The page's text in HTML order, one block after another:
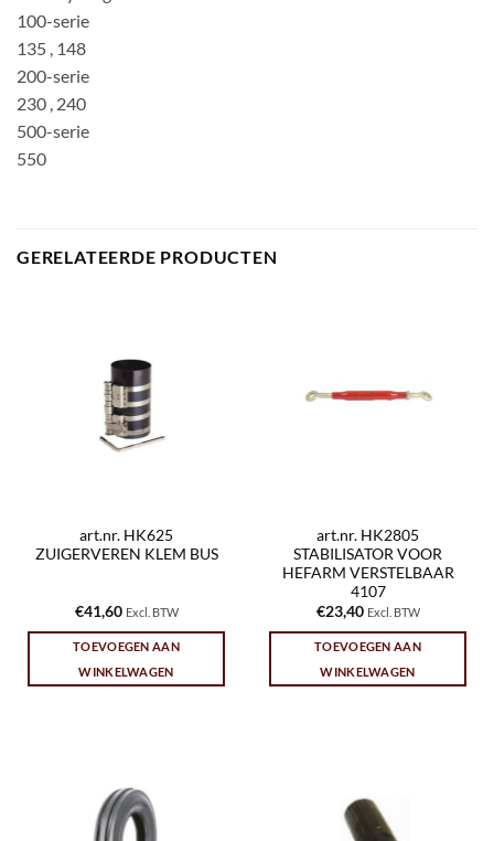
100-serie
135 , 148
200-serie
230 , 240
500-serie
550
GERELATEERDE PRODUCTEN
art.nr. HK625
ZUIGERVEREN KLEM BUS
€41,60 Excl. BTW
TOEVOEGEN AAN
WINKELWAGEN
art.nr. HK2805
STABILISATOR VOOR
HEFARM VERSTELBAAR
4107
€23,40 Excl. BTW
TOEVOEGEN AAN
WINKELWAGEN